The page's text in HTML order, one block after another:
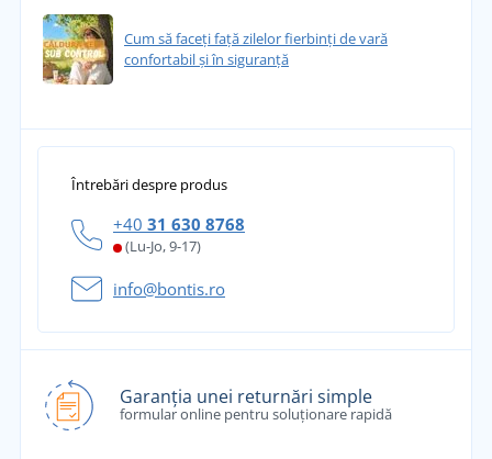
Cum să faceți față zilelor fierbinți de vară
confortabil și în siguranță
Întrebări despre produs
+40 31 630 8768
(Lu-Jo, 9-17)
info@bontis.ro
Garanția unei returnări simple
formular online pentru soluționare rapidă